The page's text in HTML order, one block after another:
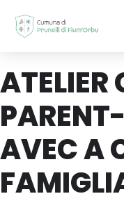
ATELIER
AVEC A